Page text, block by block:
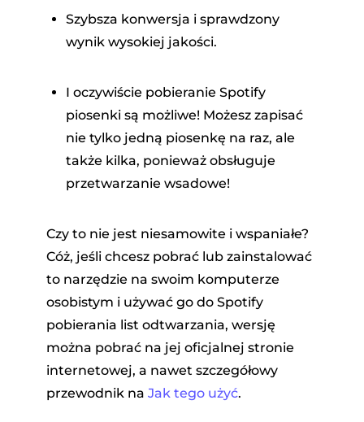
Szybsza konwersja i sprawdzony
wynik wysokiej jakości.
I oczywiście pobieranie Spotify
piosenki są możliwe! Możesz zapisać
nie tylko jedną piosenkę na raz, ale
także kilka, ponieważ obsługuje
przetwarzanie wsadowe!
Czy to nie jest niesamowite i wspaniałe?
Cóż, jeśli chcesz pobrać lub zainstalować
to narzędzie na swoim komputerze
osobistym i używać go do Spotify
pobierania list odtwarzania, wersję
można pobrać na jej oficjalnej stronie
internetowej, a nawet szczegółowy
przewodnik na Jak tego użyć.